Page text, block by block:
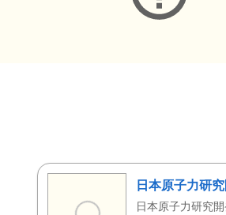
日本原子力研
日本原子力研究